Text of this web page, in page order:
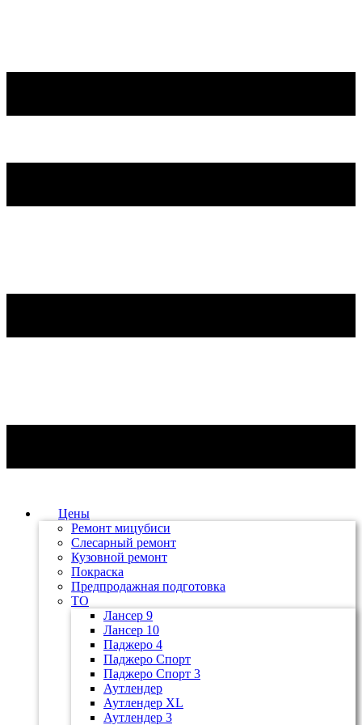
Цены
Ремонт мицубиси
Слесарный ремонт
Кузовной ремонт
Покраска
Предпродажная подготовка
ТО
Лансер 9
Лансер 10
Паджеро 4
Паджеро Спорт
Паджеро Спорт 3
Аутлендер
Аутлендер ХL
Аутлендер 3